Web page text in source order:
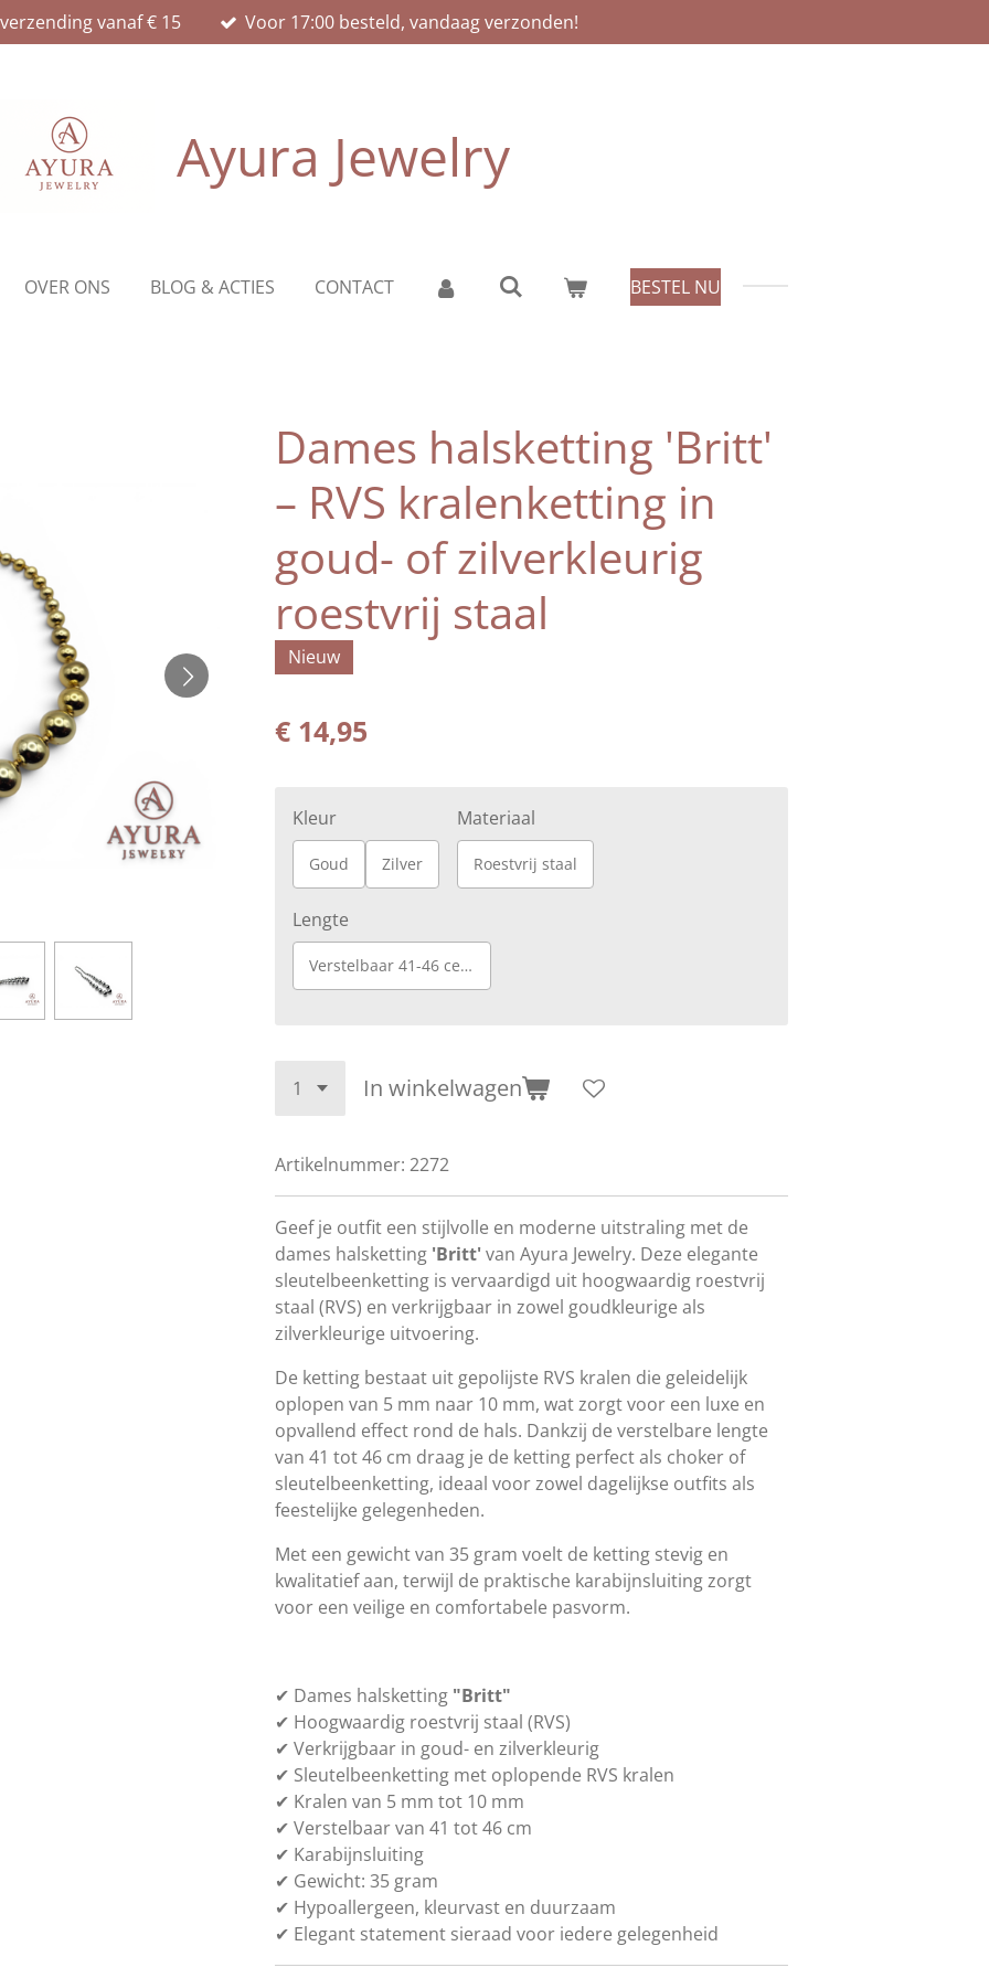
vanaf € 15 Voor 17:00 besteld, vandaag verzonden!
Ayura Jewelry
OVER ONS BLOG & ACTIES CONTACT BESTEL NU
Dames halsketting 'Britt'
– RVS kralenketting in
goud- of zilverkleurig
roestvrij staal
Nieuw
€ 14,95
Kleur
Goud Zilver
Materiaal
Roestvrij staal
Lengte
Verstelbaar 41-46 centimeter
In winkelwagen
Artikelnummer: 2272
Geef je outfit een stijlvolle en moderne uitstraling met de
dames halsketting 'Britt'van Ayura Jewelry. Deze elegante
sleutelbeenketting is vervaardigd uit hoogwaardig roestvrij
staal (RVS) en verkrijgbaar in zowel goudkleurige als
zilverkleurige uitvoering.
De ketting bestaat uit gepolijste RVS kralen die geleidelijk
oplopen van 5 mm naar 10 mm, wat zorgt voor een luxe en
opvallend effect rond de hals. Dankzij de verstelbare lengte
van 41 tot 46 cm draag je de ketting perfect als choker of
sleutelbeenketting, ideaal voor zowel dagelijkse outfits als
feestelijke gelegenheden.
Met een gewicht van 35 gram voelt de ketting stevig en
kwalitatief aan, terwijl de praktische karabijnsluiting zorgt
voor een veilige en comfortabele pasvorm.
✔ Dames halsketting "Britt"
✔ Hoogwaardig roestvrij staal (RVS)
✔ Verkrijgbaar in goud- en zilverkleurig
✔ Sleutelbeenketting met oplopende RVS kralen
✔ Kralen van 5 mm tot 10 mm
✔ Verstelbaar van 41 tot 46 cm
✔ Karabijnsluiting
✔ Gewicht: 35 gram
✔ Hypoallergeen, kleurvast en duurzaam
✔ Elegant statement sieraad voor iedere gelegenheid